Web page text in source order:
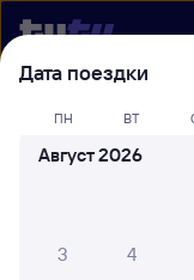
Выберите
билеты
Дата поездки
ПН ВТ
Август 2026
3 4